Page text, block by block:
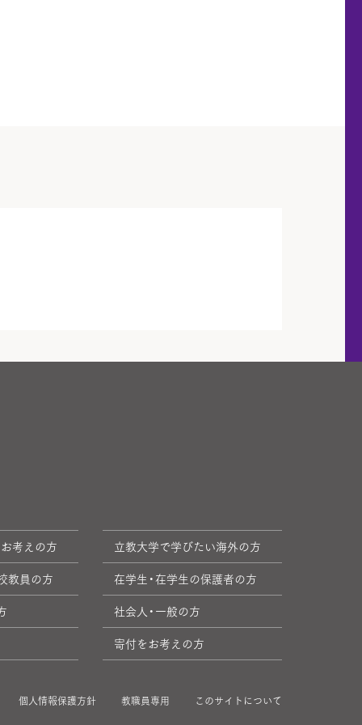
考えの方
立教大学で学びたい海外の方
教員の方
在学生・在学生の保護者の方
社会人・一般の方
寄付をお考えの方
個人情報保護方針 教職員専用 このサイトについて